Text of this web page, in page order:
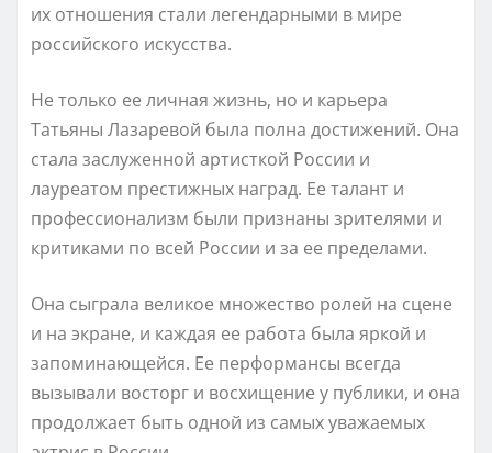
их отношения стали легендарными в мире
российского искусства.
Не только ее личная жизнь, но и карьера
Татьяны Лазаревой была полна достижений. Она
стала заслуженной артисткой России и
лауреатом престижных наград. Ее талант и
профессионализм были признаны зрителями и
критиками по всей России и за ее пределами.
Она сыграла великое множество ролей на сцене
и на экране, и каждая ее работа была яркой и
запоминающейся. Ее перформансы всегда
вызывали восторг и восхищение у публики, и она
продолжает быть одной из самых уважаемых